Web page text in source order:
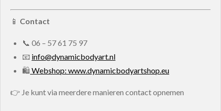
📱 Contact
📞 06 – 57 61 75 97
📧 info@dynamicbodyart.nl
🛍 Webshop: www.dynamicbodyartshop.eu
👉 Je kunt via meerdere manieren contact opnemen